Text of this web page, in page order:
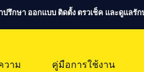
ปรึกษา ออกแบบ ติดตั้ง ตรวเช็ค และดูแล
วาม
คู่มือการใช้งาน